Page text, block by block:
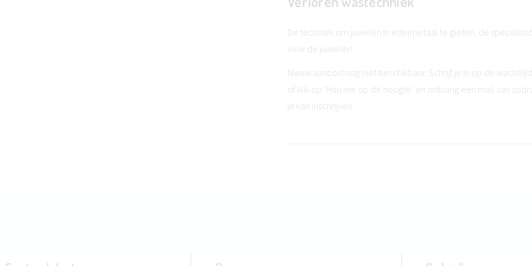
De techniek om juwelen in edelmetaal te gieten, dé
voor de juwelier!
Nieuw aanbod nog niet beschikbaar. Schrijf je in op de wachtlijst
of klik op ‘Hou me op de hoogte’ en ontvang een mail van
je kan inschrijven